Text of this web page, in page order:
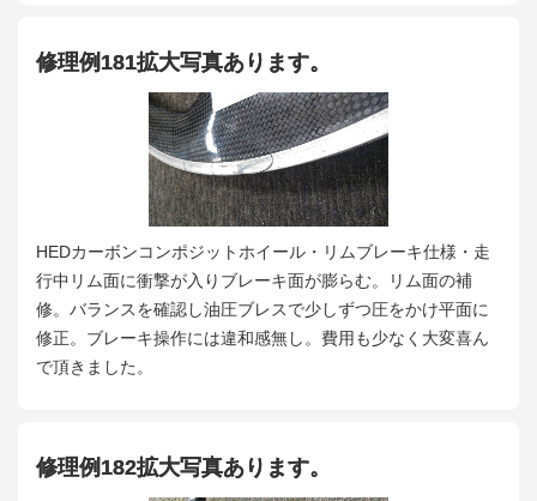
修理例181拡大写真あります。
HEDカーボンコンポジットホイール・リムブレーキ仕様・走
行中リム面に衝撃が入りブレーキ面が膨らむ。リム面の補
修。バランスを確認し油圧ブレスで少しずつ圧をかけ平面に
修正。ブレーキ操作には違和感無し。費用も少なく大変喜ん
で頂きました。
修理例182拡大写真あります。